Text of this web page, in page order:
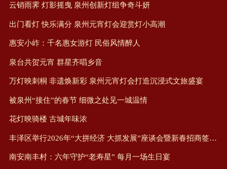
云销雨霁 灯影摇曳 泉州创新灯组争奇斗妍
出门看灯 快乐满分 泉州元宵灯会迎赏灯小高潮
惠安小岞：千名惠女游灯 民俗风情醉人
泉台共贺元宵 群星齐唱乡音
万灯映刺桐 非遗焕新彩 泉州元宵灯会打造沉浸式文旅盛宴
被泉州“接住”的春节 细微之处见一城温情
花灯映骑楼 古城年味浓
丰泽区举行2026年“大拼经济 大抓发展”座谈会暨新春招商签约大会
南安南丰村：六年守护“老寿星” 每月一场生日宴